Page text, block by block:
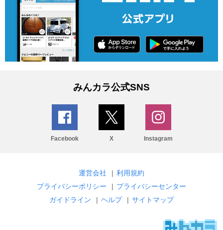
みんカラ公式SNS
Facebook X Instagram
運営会社 | 利用規約
プライバシーポリシー
| プライバシーセンター
ガイドライン
| ヘルプ | サイトマップ